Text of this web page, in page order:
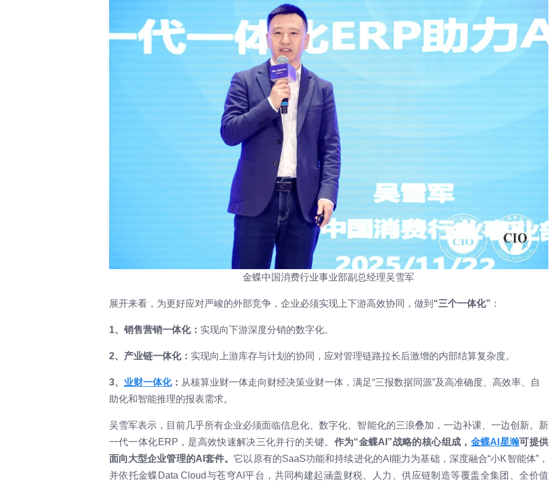
金蝶中国消费行业事业部副总经理吴雪军
展开来看，为更好应对严峻的外部竞争，企业必须实现上下游高效协同，做到 “三个一体化” ：
1、销售营销一体化： 实现向下游深度分销的数字化。
2、产业链一体化： 实现向上游库存与计划的协同，应对管理链路拉长后激增的内部结算复杂度。
3、 业财一体化： 从核算业财一体走向财经决策业财一体，满足“三报数据同源”及高准确度、高效率、自
助化和智能推理的报表需求。
吴雪军表示，目前几乎所有企业必须面临信息化、数字化、智能化的三浪叠加，一边补课、一边创新。新
一代一体化ERP，是高效快速解决三化并行的关键。 作为“金蝶AI”战略的核心组成， 金蝶AI星瀚可提供
面向大型企业管理的AI套件。它以原有的SaaS功能和持续进化的AI能力为基础，深度融合“小K智能体”，
并依托金蝶Data Cloud与苍穹AI平台，共同构建起涵盖财税、人力、供应链制造等覆盖全集团、全价值